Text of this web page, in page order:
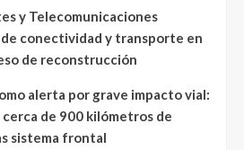
y Telecomunicaciones
conectividad y transporte en
de reconstrucción
alerta por grave impacto vial:
de 900 kilómetros de
sistema frontal